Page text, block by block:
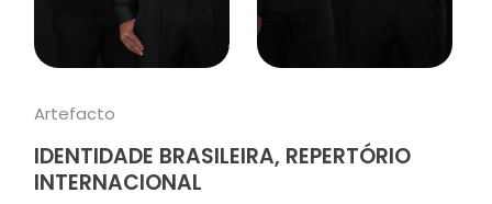
Artefacto
IDENTIDADE BRASILEIRA, REPERTÓRIO
INTERNACIONAL